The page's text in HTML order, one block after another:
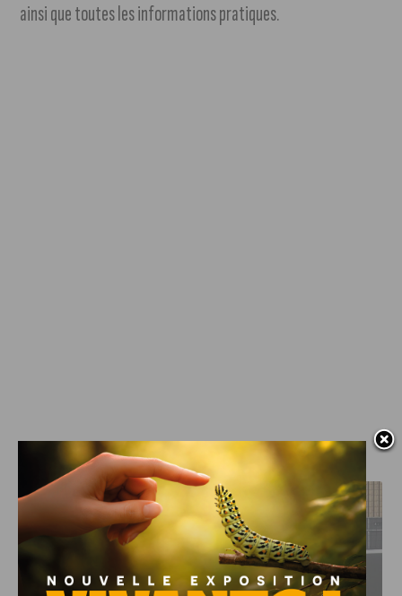
ainsi que toutes les informations pratiques.
J'AIME LE DFCO